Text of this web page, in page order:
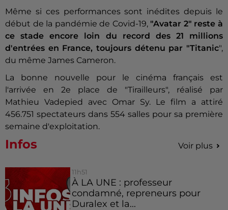
Même si ces performances sont inédites depuis le
début de la pandémie de Covid-19, "Avatar 2" reste à
ce stade encore loin du record des 21 millions
d'entrées en France, toujours détenu par "Titanic",
du même James Cameron.
La bonne nouvelle pour le cinéma français est
l'arrivée en 2e place de "Tirailleurs", réalisé par
Mathieu Vadepied avec Omar Sy. Le film a attiré
456.751 spectateurs dans 554 salles pour sa première
semaine d'exploitation.
Infos Voir plus
11h51
À LA UNE : professeur
condamné, repreneurs pour
Duralex et la...